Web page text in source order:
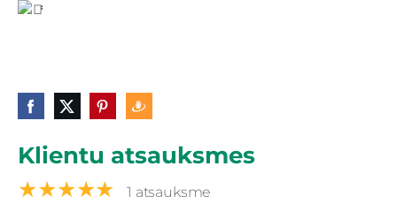
Klientu atsauksmes
★★★★★ 1 atsauksme